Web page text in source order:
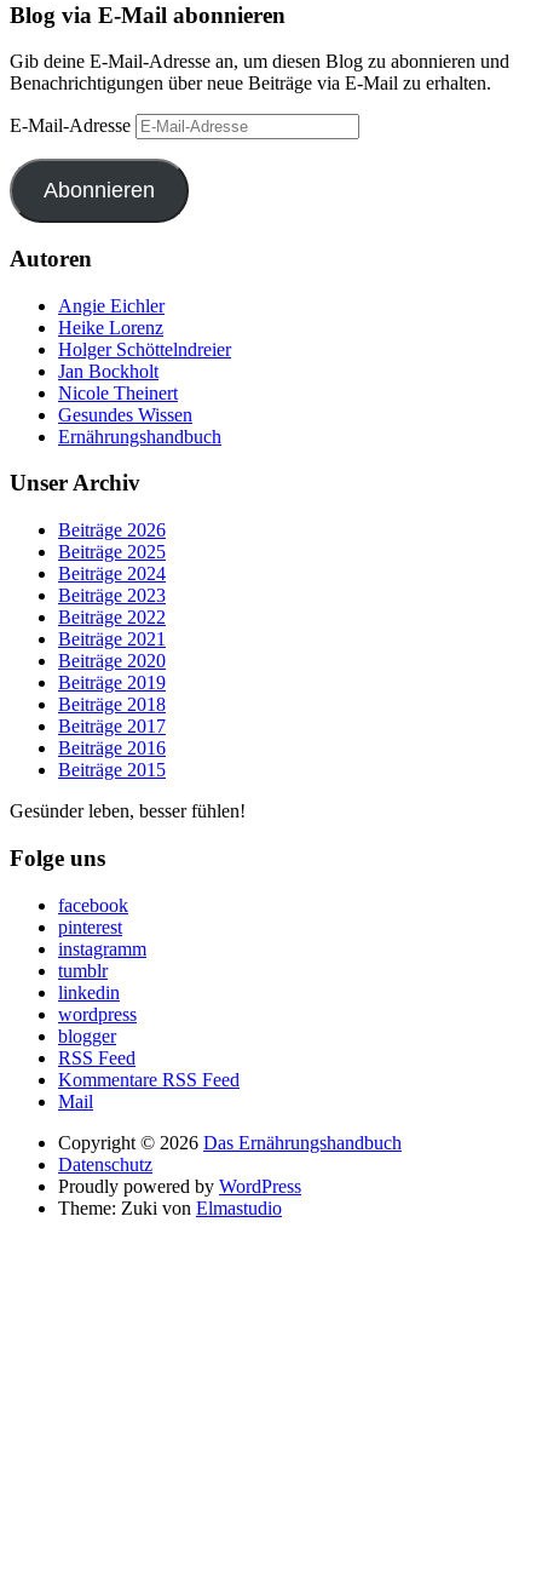
Blog via E-Mail abonnieren
Gib deine E-Mail-Adresse an, um diesen Blog zu abonnieren und
Benachrichtigungen über neue Beiträge via E-Mail zu erhalten.
E-Mail-Adresse
Abonnieren
Autoren
Angie Eichler
Heike Lorenz
Holger Schöttelndreier
Jan Bockholt
Nicole Theinert
Gesundes Wissen
Ernährungshandbuch
Unser Archiv
Beiträge 2026
Beiträge 2025
Beiträge 2024
Beiträge 2023
Beiträge 2022
Beiträge 2021
Beiträge 2020
Beiträge 2019
Beiträge 2018
Beiträge 2017
Beiträge 2016
Beiträge 2015
Gesünder leben, besser fühlen!
Folge uns
facebook
pinterest
instagramm
tumblr
linkedin
wordpress
blogger
RSS Feed
Kommentare RSS Feed
Mail
Copyright © 2026 Das Ernährungshandbuch
Datenschutz
Proudly powered by WordPress
Theme: Zuki von Elmastudio